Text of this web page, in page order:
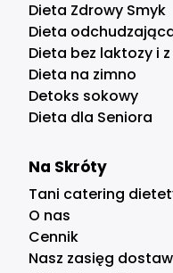
Dieta Zdrowy Smyk
Dieta
Dieta bez laktozy i
Dieta na zimno
Detoks sokowy
Dieta dla Seniora
Na Skróty
Tani catering
O nas
Cennik
Nasz zasięg dostaw